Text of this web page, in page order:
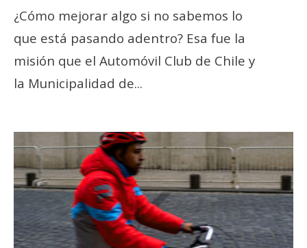
¿Cómo mejorar algo si no sabemos lo
que está pasando adentro? Esa fue la
misión que el Automóvil Club de Chile y
la Municipalidad de...